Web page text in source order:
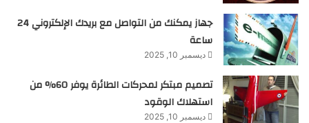
جهاز يمكنك من التواصل مع بريدك الإلكتروني 24
ساعة
ديسمبر 10, 2025
تصميم مبتكر لمحركات الطائرة يوفر 60% من
استهلاك الوقود
ديسمبر 10, 2025